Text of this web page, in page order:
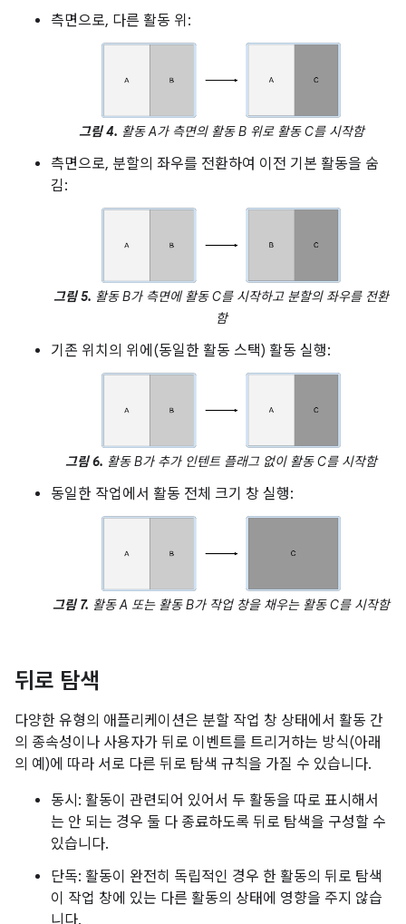
측면으로, 다른 활동 위:
그림 4. 활동 A가 측면의 활동 B 위로 활동 C를 시작함
측면으로, 분할의 좌우를 전환하여 이전 기본 활동을 숨
김:
그림 5. 활동 B가 측면에 활동 C를 시작하고 분할의 좌우를 전환
함
기존 위치의 위에(동일한 활동 스택) 활동 실행:
그림 6. 활동 B가 추가 인텐트 플래그 없이 활동 C를 시작함
동일한 작업에서 활동 전체 크기 창 실행:
그림 7. 활동 A 또는 활동 B가 작업 창을 채우는 활동 C를 시작함
뒤로 탐색
다양한 유형의 애플리케이션은 분할 작업 창 상태에서 활동 간
의 종속성이나 사용자가 뒤로 이벤트를 트리거하는 방식(아래
의 예)에 따라 서로 다른 뒤로 탐색 규칙을 가질 수 있습니다.
동시: 활동이 관련되어 있어서 두 활동을 따로 표시해서
는 안 되는 경우 둘 다 종료하도록 뒤로 탐색을 구성할 수
있습니다.
단독: 활동이 완전히 독립적인 경우 한 활동의 뒤로 탐색
이 작업 창에 있는 다른 활동의 상태에 영향을 주지 않습